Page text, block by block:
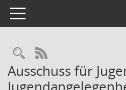
Toggle navigation
Rechercheauswahl
RSS-Feed
Ausschuss für